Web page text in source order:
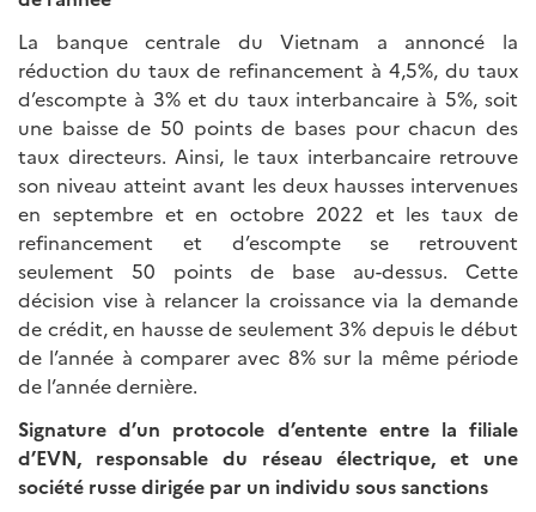
La banque centrale du Vietnam a annoncé la
réduction du taux de refinancement à 4,5%, du taux
d’escompte à 3% et du taux interbancaire à 5%, soit
une baisse de 50 points de bases pour chacun des
taux directeurs. Ainsi, le taux interbancaire retrouve
son niveau atteint avant les deux hausses intervenues
en septembre et en octobre 2022 et les taux de
refinancement et d’escompte se retrouvent
seulement 50 points de base au-dessus. Cette
décision vise à relancer la croissance via la demande
de crédit, en hausse de seulement 3% depuis le début
de l’année à comparer avec 8% sur la même période
de l’année dernière.
Signature d’un protocole d’entente entre la filiale
d’EVN, responsable du réseau électrique, et une
société russe dirigée par un individu sous sanctions